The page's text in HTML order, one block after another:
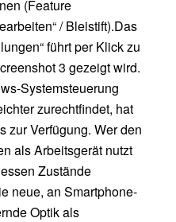
(Feature
/ Bleistift).Das
führt per Klick zu
3 gezeigt wird.
Systemsteuerung
zurechtfindet, hat
zur Verfügung. Wer den
als Arbeitsgerät nutzt
Zustände
neue, an Smartphone-
Optik als